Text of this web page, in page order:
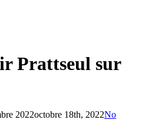
Prattseul sur
2022octobre 18th, 2022No